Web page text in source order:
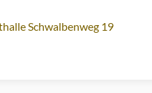
Schwalbenweg 19